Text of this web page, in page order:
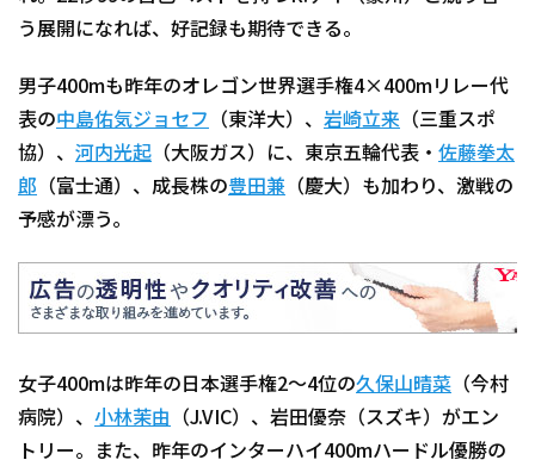
う展開になれば、好記録も期待できる。
男子400mも昨年のオレゴン世界選手権4×400mリレー代
表の中島佑気ジョセフ （東洋大）、 岩崎立来 （三重スポ
協）、 河内光起 （大阪ガス）に、東京五輪代表・ 佐藤拳太
郎 （富士通）、成長株の豊田兼 （慶大）も加わり、激戦の
予感が漂う。
女子400mは昨年の日本選手権2～4位の久保山晴菜 （今村
病院）、 小林茉由
（J.VIC）、岩田優奈（スズキ）がエン
トリー。また、昨年のインターハイ400mハードル優勝の